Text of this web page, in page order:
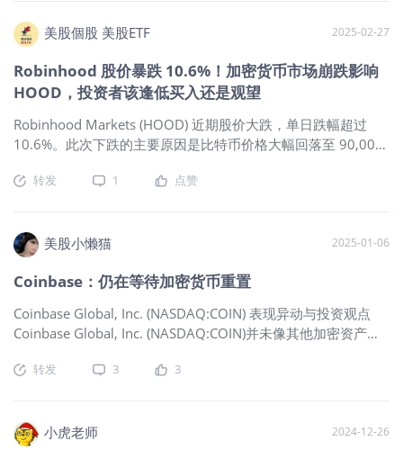
币期指）： 一、消息面：本周美众议院通过三大加密货币法
案。特朗普计划签署行政令，允许美国养老金账户投资加密货
币。 二、技术面： 1、均线 超短：5日均下 ，超短空头趋势；
短期：20日均上，20均向上，短线多头趋势。 中期：5周均
长期：5月均上，20月均上，20月均向上，长期多头趋势。
（25年6月涨跌幅：+2.85%。） 2、macd：日线金叉（第8
天）、周线金叉第11周，月线金叉（24年10月25日周线首度金
叉，走出了月线大三浪。期待下一次周线金叉） 3、周期： A：
112345，日线完整5浪型态，涨期近50天，最高112345，最
大涨幅50.52%。 B:上波调整：2025年5月22日112345调整以
来至6月23日调整1个多月，最低99090，最大跌幅11.80%，未
到二分之一支撑93490。 C、本波牛市：6月23日最低99090开
始至今：7月9日盘中突破前历史高点112345，周四确认突破有
效，上涨空间打开，周五逼空大涨，后市大概率开启新一轮主
目标位131200，待市场验证。 4、SKDJ指标：日K值72左右，
特币上没
美股個股 美股ETF 2025-02-27
Robinhood 股价暴跌 10.6%！加密货币市场崩跌影响
HOOD，投资者该逢低买入还是观望
Robinhood Markets (HOOD) 近期股价大跌，单日跌幅超过
10.6%。此次下跌的主要原因是比特币价格大幅回落至 90,000
货币交易相关的股票。由于 Robinhood 拥有相当大的加密交易
著公司在未来面临更大的挑战？从长期增长潜力、财务稳定
性、竞争优势及成长策略等角度来看，Robinhood 的未来发展
是否仍然值得期待？ Robinhood 股价的短期跌势与加密货币市
减少，进而影响 Robinhood 透过交易手续费获取的收入。由于
Robinhood 采用免手续费模式，其主要收入来源来自订单流量
分润（Payment for Order Flow, PFOF），因此交易量下降对
于其营收影响巨大。当市场情绪转向保守，零售交易活跃度下
上。 Robinhood 对加密货币市场的依赖引发市场担忧。目前，
加密货币交易约占该公司总营收的 18%，这意味著数字资产价
转发 1 点赞
美股小懒猫 2025-01-06
Coinbase：仍在等待加密货币重置
Coinbase Global, Inc. (NASDAQ:COIN) 表现异动与投资观点
Coinbase Global, Inc. (NASDAQ:COIN)并未像其他加密资产一
近3月的高点，而比特币已创下历史新高。 我的投资观点仍然维
预计将在2024年2月中旬发布的第四季度财报中表现亮眼。 比
转发 3 3
小虎老师 2024-12-26